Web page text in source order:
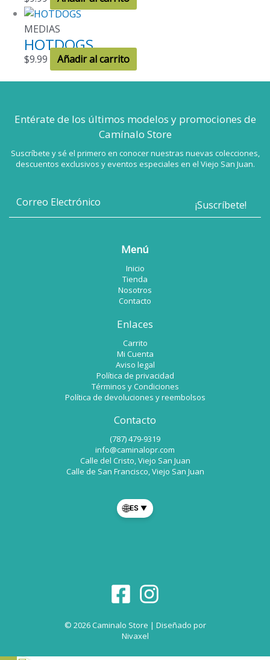
MEDIAS
HOTDOGS
$9.99 Añadir al carrito
Entérate de los últimos modelos y promociones de
Camínalo Store
Suscríbete y sé el primero en conocer nuestras nuevas colecciones,
descuentos exclusivos y eventos especiales en el Viejo San Juan.
Menú
Inicio
Tienda
Nosotros
Contacto
Enlaces
Carrito
Mi Cuenta
Aviso legal
Política de privacidad
Términos y Condiciones
Política de devoluciones y reembolsos
Contacto
(787) 479-9319
info@caminalopr.com
Calle del Cristo, Viejo San Juan
Calle de San Francisco, Viejo San Juan
🌐ES ▼
© 2026 Caminalo Store | Diseñado por
Nivaxel